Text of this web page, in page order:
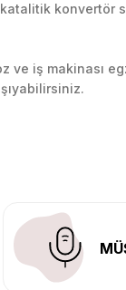
konvertör
ve iş makinası